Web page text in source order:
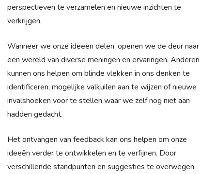
perspectieven te verzamelen en nieuwe inzichten te
verkrijgen.
Wanneer we onze ideeën delen, openen we de deur naar
een wereld van diverse meningen en ervaringen. Anderen
kunnen ons helpen om blinde vlekken in ons denken te
identificeren, mogelijke valkuilen aan te wijzen of nieuwe
invalshoeken voor te stellen waar we zelf nog niet aan
hadden gedacht.
Het ontvangen van feedback kan ons helpen om onze
ideeën verder te ontwikkelen en te verfijnen. Door
verschillende standpunten en suggesties te overwegen,